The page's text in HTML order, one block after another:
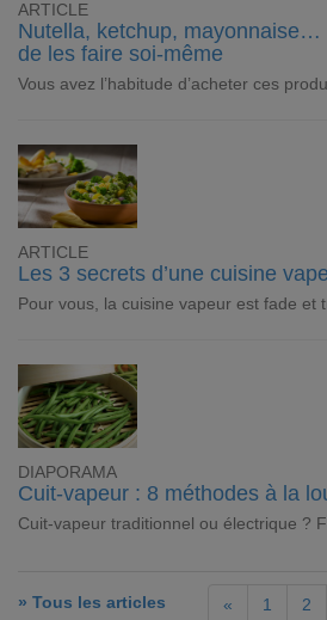
ARTICLE
Nutella, ketchup, mayonnaise…
de les faire soi-même
Vous avez l’habitude d’acheter ces
ARTICLE
Les 3 secrets d’une cuisine
Pour vous, la cuisine vapeur est fade et
DIAPORAMA
Cuit-vapeur : 8 méthodes à la
Cuit-vapeur traditionnel ou électrique ?
» Tous les articles « 1 2